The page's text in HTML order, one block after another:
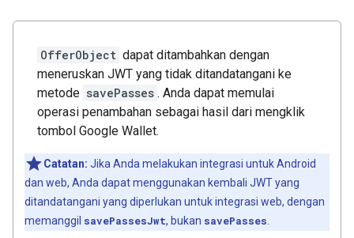
OfferObject dapat ditambahkan dengan
meneruskan JWT yang tidak ditandatangani ke
metode savePasses . Anda dapat memulai
operasi penambahan sebagai hasil dari mengklik
tombol Google Wallet.
Catatan: Jika Anda melakukan integrasi untuk Android
dan web, Anda dapat menggunakan kembali JWT yang
ditandatangani yang diperlukan untuk integrasi web, dengan
memanggil savePassesJwt, bukan savePasses